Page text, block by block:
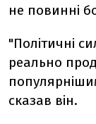
не повинні
"Політичні
реально
сказав він.